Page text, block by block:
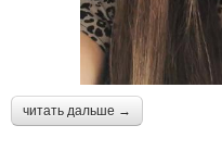
читать дальше →